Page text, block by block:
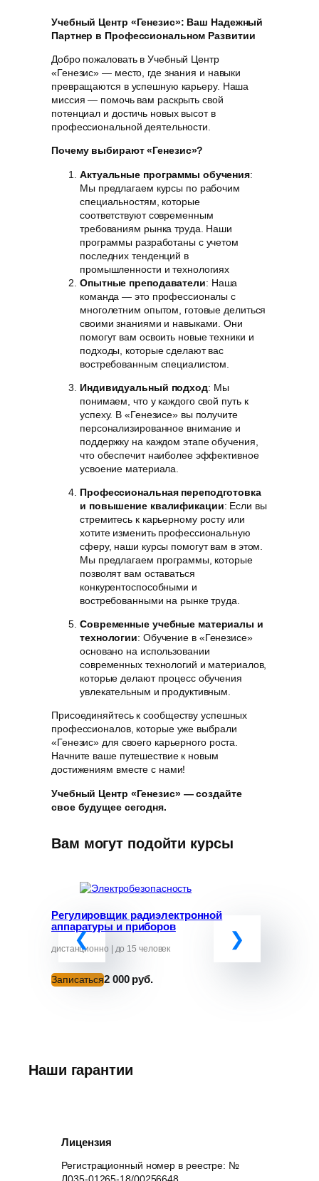
Учебный Центр «Генезис»: Ваш Надежный
Партнер в Профессиональном Развитии
Добро пожаловать в Учебный Центр
«Генезис» — место, где знания и навыки
превращаются в успешную карьеру. Наша
миссия — помочь вам раскрыть свой
потенциал и достичь новых высот в
профессиональной деятельности.
Почему выбирают «Генезис»?
Актуальные программы обучения:
Мы предлагаем курсы по рабочим
специальностям, которые
соответствуют современным
требованиям рынка труда. Наши
программы разработаны с учетом
последних тенденций в
промышленности и технологиях
Опытные преподаватели: Наша
команда — это профессионалы с
многолетним опытом, готовые делиться
своими знаниями и навыками. Они
помогут вам освоить новые техники и
подходы, которые сделают вас
востребованным специалистом.
Индивидуальный подход: Мы
понимаем, что у каждого свой путь к
успеху. В «Генезисе» вы получите
персонализированное внимание и
поддержку на каждом этапе обучения,
что обеспечит наиболее эффективное
усвоение материала.
Профессиональная переподготовка
и повышение квалификации: Если вы
стремитесь к карьерному росту или
хотите изменить профессиональную
сферу, наши курсы помогут вам в этом.
Мы предлагаем программы, которые
позволят вам оставаться
конкурентоспособными и
востребованными на рынке труда.
Современные учебные материалы и
технологии: Обучение в «Генезисе»
основано на использовании
современных технологий и материалов,
которые делают процесс обучения
увлекательным и продуктивным.
Присоединяйтесь к сообществу успешных
профессионалов, которые уже выбрали
«Генезис» для своего карьерного роста.
Начните ваше путешествие к новым
достижениям вместе с нами!
Учебный Центр «Генезис» — создайте
свое будущее сегодня.
Вам могут подойти курсы
Регулировщик радиэлектронной
аппаратуры и приборов
дистанционно | до 15 человек
Записаться2 000 руб.
Наши гарантии
Лицензия
Регистрационный номер в реестре: №